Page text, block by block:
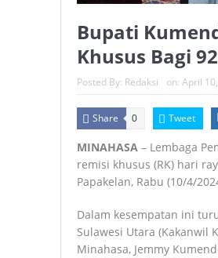
Bupati
Khusus Bagi
Posted By: Redaksi on: April
Share 0 Tweet
MINAHASA – Lembaga
remisi khusus (RK) hari
Papakelan, Rabu (10/4/
Dalam kesempatan ini
Sulawesi Utara (Kakanwil
Minahasa, Jemmy